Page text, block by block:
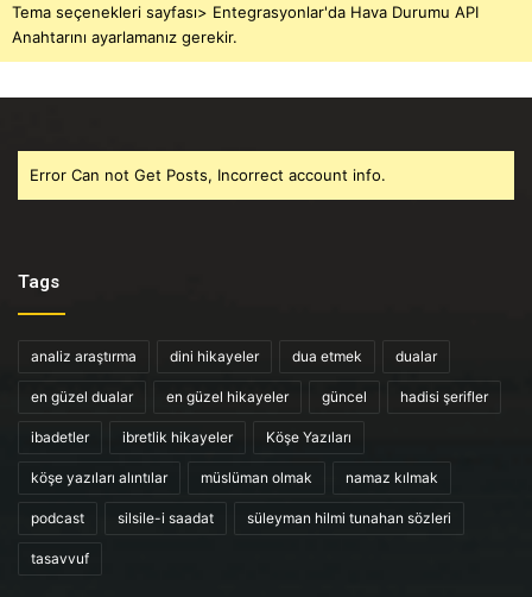
Tema seçenekleri sayfası> Entegrasyonlar'da Hava Durumu API
Anahtarını ayarlamanız gerekir.
Error Can not Get Posts, Incorrect account info.
Tags
analiz araştırma dini hikayeler dua etmek dualar
en güzel dualar en güzel hikayeler güncel hadisi şerifler
ibadetler ibretlik hikayeler Köşe Yazıları
köşe yazıları alıntılar müslüman olmak namaz kılmak
podcast silsile-i saadat süleyman hilmi tunahan sözleri
tasavvuf